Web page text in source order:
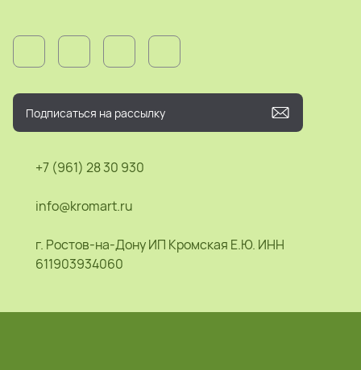
+7 (961) 28 30 930
info@kromart.ru
г. Ростов-на-Дону ИП Кромская Е.Ю. ИНН
611903934060